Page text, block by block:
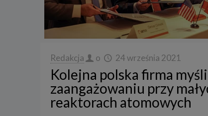
Redakcja o 24 września 2021
Kolejna polska firma
zaangażowaniu przy
reaktorach atomowych